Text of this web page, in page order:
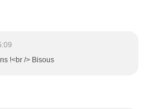
!<br /> Bisous